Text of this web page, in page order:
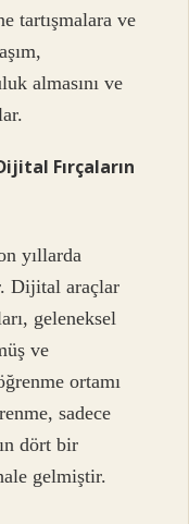
tartışmalara ve
almasını ve
Fırçaların
yıllarda
Dijital araçlar
geleneksel
ve
ortamı
sadece
dört bir
gelmiştir.